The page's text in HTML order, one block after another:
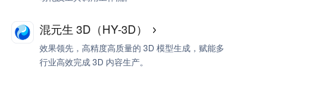
混元生 3D（HY-3D）
效果领先，高精度高质量的 3D 模型生成，赋能多
行业高效完成 3D 内容生产。